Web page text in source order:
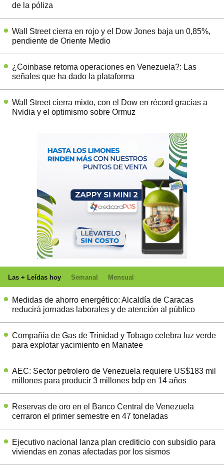
de la póliza
Wall Street cierra en rojo y el Dow Jones baja un 0,85%,
pendiente de Oriente Medio
¿Coinbase retoma operaciones en Venezuela?: Las
señales que ha dado la plataforma
Wall Street cierra mixto, con el Dow en récord gracias a
Nvidia y el optimismo sobre Ormuz
Las + Leídas hoy Semanal Mensual
Medidas de ahorro energético: Alcaldía de Caracas
reducirá jornadas laborales y de atención al público
Compañía de Gas de Trinidad y Tobago celebra luz verde
para explotar yacimiento en Manatee
AEC: Sector petrolero de Venezuela requiere US$183 mil
millones para producir 3 millones bdp en 14 años
Reservas de oro en el Banco Central de Venezuela
cerraron el primer semestre en 47 toneladas
Ejecutivo nacional lanza plan crediticio con subsidio para
viviendas en zonas afectadas por los sismos